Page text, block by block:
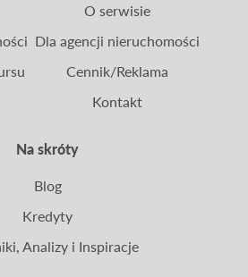
Na skróty
O serwisie
Dla agencji nieruchomości
Cennik/Reklama
Kontakt
Blog
Kredyty
Analizy i Inspiracje